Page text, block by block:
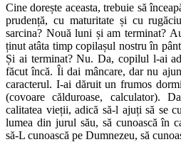
Cine dorește aceasta, trebuie să
prudență, cu maturitate și cu
sarcina? Nouă luni și am terminat?
ținut atâta timp copilașul nostru în
Și ai terminat? Nu. Da, copilul l-ai
făcut încă. Îi dai mâncare, dar nu
caracterul. I-ai dăruit un frumos
(covoare călduroase, calculator).
calitatea vieții, adică să-l ajuți să se
lumea din jurul său, să cunoască în
să-L cunoască pe Dumnezeu, să